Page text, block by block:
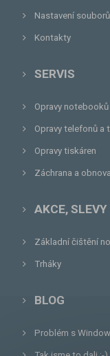
Nastavení
Kontakty
SERVIS
Opravy notebooků
Opravy telefonů a
Opravy tiskáren
Záchrana a
AKCE,
Základní čištění
Trháky
BLOG
Problém s